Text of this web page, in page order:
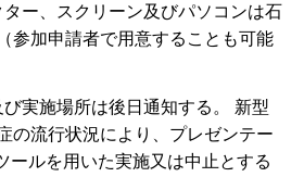
ー、スクリーン及びパソコンは石
参加申請者で用意することも可能
実施場所は後日通知する。 新型
の流行状況により、プレゼンテー
ールを用いた実施又は中止とする